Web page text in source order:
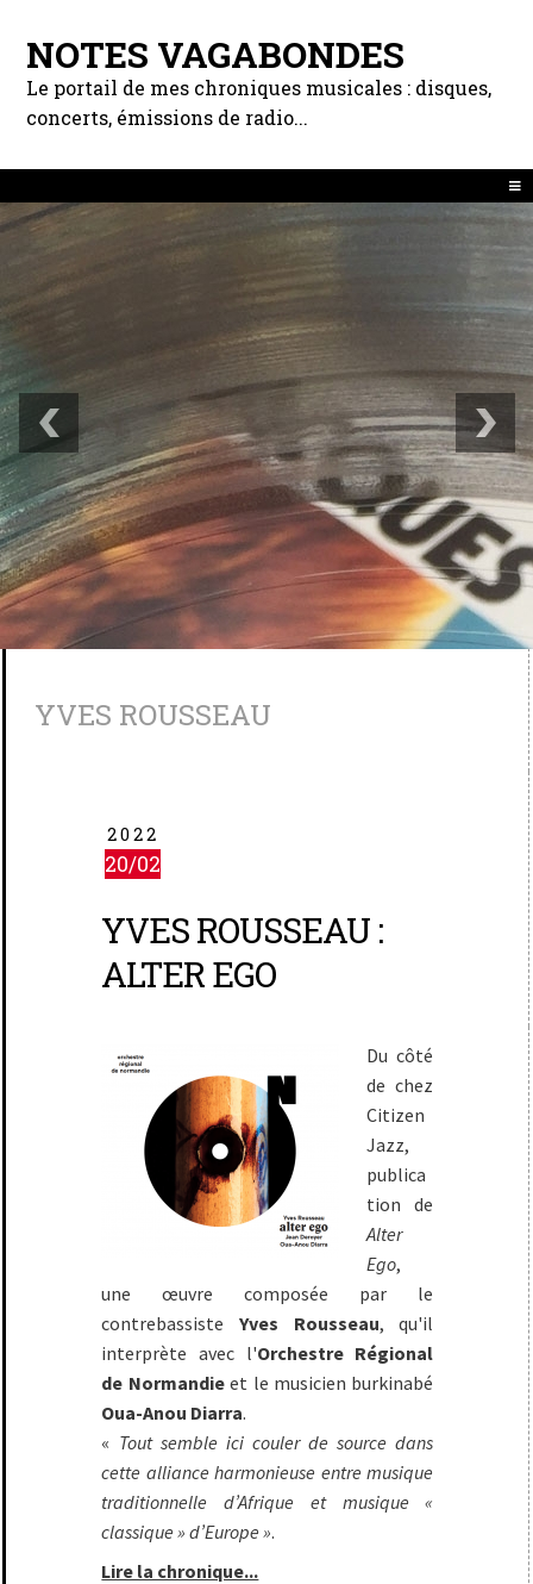
NOTES VAGABONDES
Le portail de mes chroniques musicales : disques,
concerts, émissions de radio...
YVES ROUSSEAU
2022
20/02
YVES ROUSSEAU :
ALTER EGO
Du côté
de chez
Citizen
Jazz,
publica
tion de
Alter
Ego,
une œuvre composée par le
contrebassisteYves Rousseau, qu'il
interprète avec l'Orchestre Régional
de Normandieet le musicien burkinabé
Oua-Anou Diarra.
« Tout semble ici couler de source dans
cette alliance harmonieuse entre musique
traditionnelle d’Afrique et musique «
classique » d’Europe ».
Lire la chronique...